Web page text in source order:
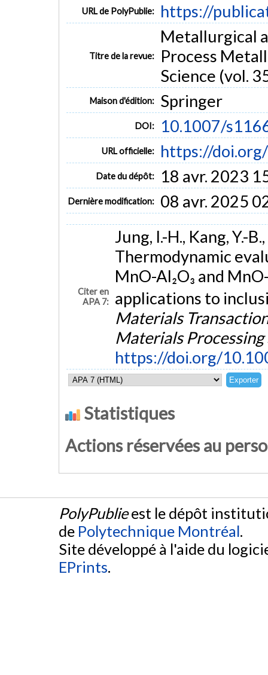
URL de PolyPublie: https://
Titre de la revue:
Metallurgical
Process
Science (vol.
Maison d'édition: Springer
DOI: 10.1007/
URL officielle: https://
Date du dépôt: 18 avr. 2023
Dernière modification: 08 avr. 2025
Citer en
APA 7:
Jung, I.-H., Kang, Y.-
Thermodynamic
MnO-Al₂O₃ and
applications to
Materials
Materials Processing
https://doi.org/
Statistiques
Actions réservées au
PolyPublieest le dépôt
de Polytechnique Montréal.
Site développé à l'aide du
EPrints.